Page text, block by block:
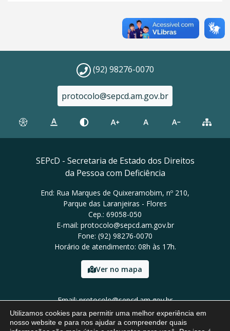
(92) 98276-0070
protocolo@sepcd.am.gov.br
SEPcD - Secretaria de Estado dos Direitos
da Pessoa com Deficiência
End: Rua Marques de Quixeramobim, nº 210,
Parque das Laranjeiras - Flores
Cep.: 69058-050
E-mail: protocolo@sepcd.am.gov.br
Fone: (92) 98276-0070
Horário de atendimento: 08h às 17h.
Ver no mapa
Email: protocolo@sepcd.am.gov.br
Tel: (92) 98276-0070
Utilizamos cookies para permitir uma melhor experiência em
nosso website e para nos ajudar a compreender quais